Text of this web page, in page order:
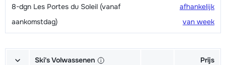
8-dgn Les Portes du Soleil (vanaf
aankomstdag)
afhankelijk
van week
Ski's Volwassenen Prijs